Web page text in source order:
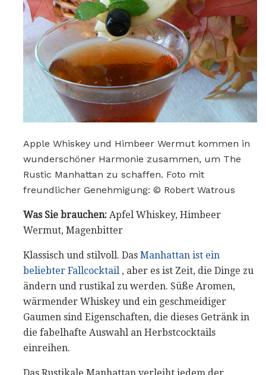
Apple Whiskey und Himbeer Wermut kommen in
wunderschöner Harmonie zusammen, um The
Rustic Manhattan zu schaffen. Foto mit
freundlicher Genehmigung: © Robert Watrous
Was Sie brauchen: Apfel Whiskey, Himbeer
Wermut, Magenbitter
Klassisch und stilvoll. Das Manhattan ist ein
beliebter Fallcocktail , aber es ist Zeit, die Dinge zu
ändern und rustikal zu werden. Süße Aromen,
wärmender Whiskey und ein geschmeidiger
Gaumen sind Eigenschaften, die dieses Getränk in
die fabelhafte Auswahl an Herbstcocktails
einreihen.